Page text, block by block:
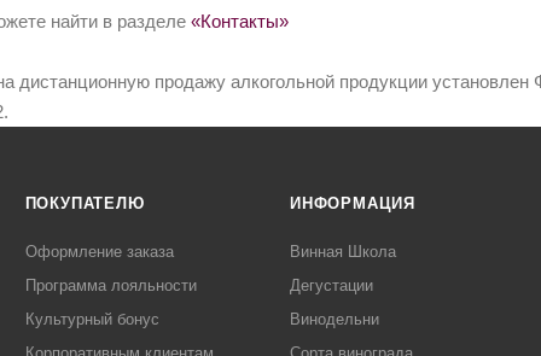
найти в разделе «Контакты»
дистанционную продажу алкогольной продукции
ПОКУПАТЕЛЮ
Оформление заказа
Программа лояльности
Культурный бонус
ИНФОРМАЦИЯ
Винная Школа
Дегустации
Винодельни